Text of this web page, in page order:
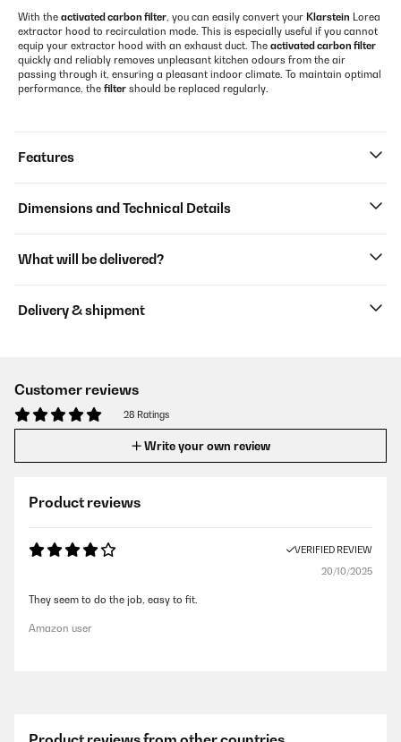
With the activated carbon filter, you can easily convert your Klarstein Lorea
extractor hood to recirculation mode. This is especially useful if you cannot
equip your extractor hood with an exhaust duct. The activated carbon filter
quickly and reliably removes unpleasant kitchen odours from the air
passing through it, ensuring a pleasant indoor climate. To maintain optimal
performance, the filter should be replaced regularly.
Features
Dimensions and Technical Details
What will be delivered?
Delivery & shipment
Customer reviews
28 Ratings
Write your own review
Product reviews
VERIFIED REVIEW
20/10/2025
They seem to do the job, easy to fit.
Amazon user